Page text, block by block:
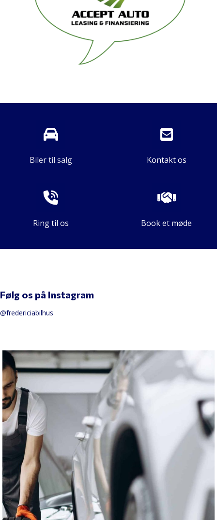
Biler til salg Kontakt os
Ring til os Book et møde
Følg os på Instagram
@fredericiabilhus